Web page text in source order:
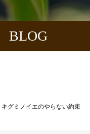
BLOG
グミノイエのやらない約束